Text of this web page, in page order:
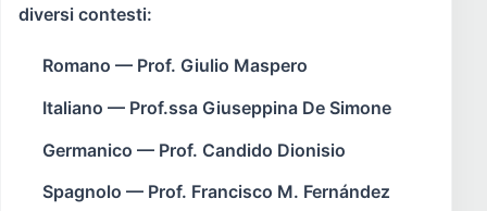
diversi contesti:
Romano — Prof. Giulio Maspero
Italiano — Prof.ssa Giuseppina De Simone
Germanico — Prof. Candido Dionisio
Spagnolo — Prof. Francisco M. Fernández